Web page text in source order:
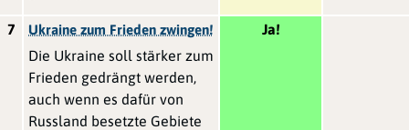
7 Ukraine zum Frieden zwingen!
Die Ukraine soll stärker zum
Frieden gedrängt werden,
auch wenn es dafür von
Russland besetzte Gebiete
Ja!